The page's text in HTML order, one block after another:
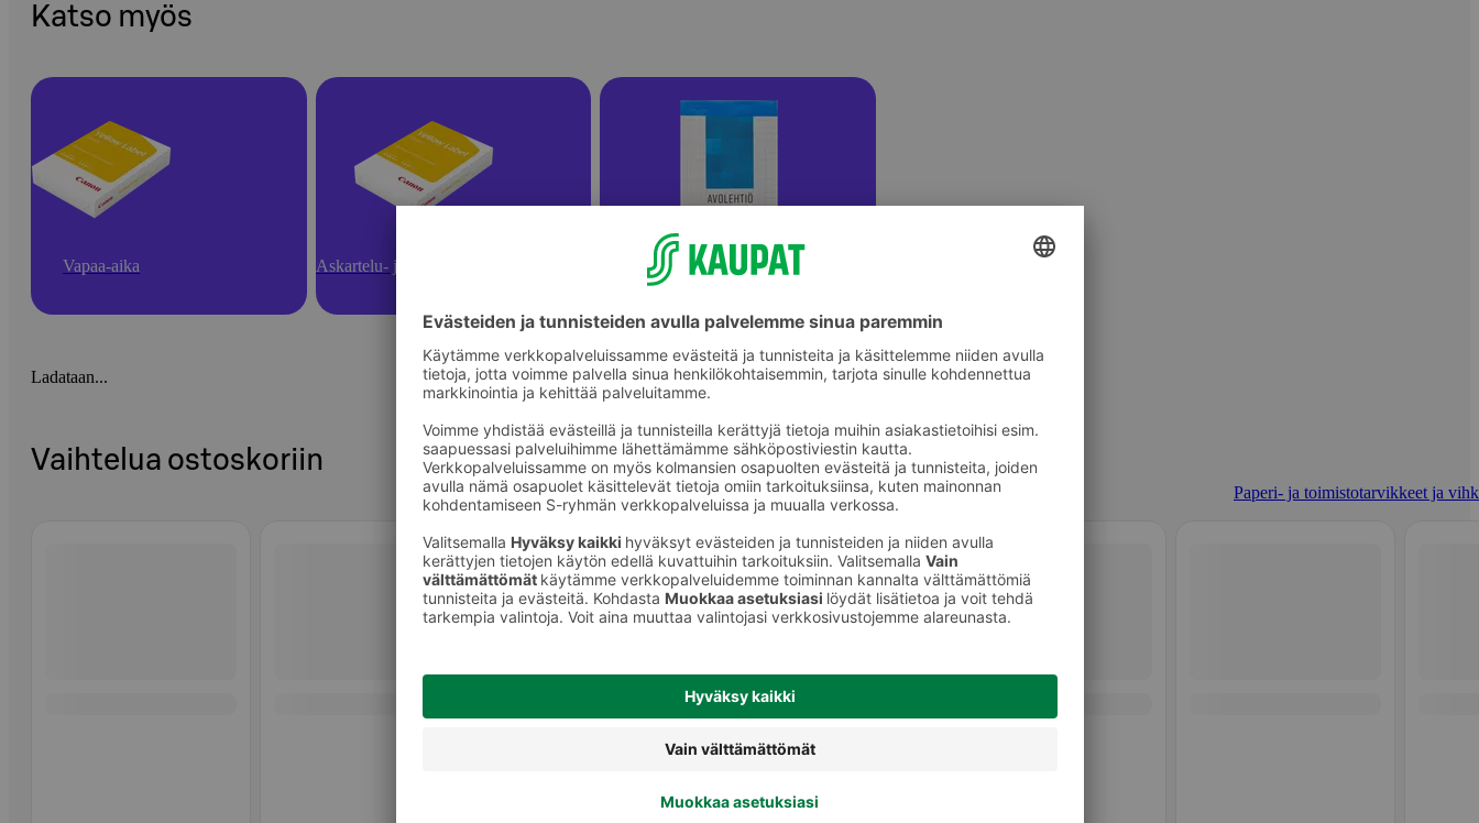
Katso myös
Vapaa-aika Askartelu- ja toimistotarvikkeet Paperi- ja toimistotarvikkeet ja vihkot
Ladataan...
Vaihtelua ostoskoriin
Paperi- ja toimistotarvikkeet ja